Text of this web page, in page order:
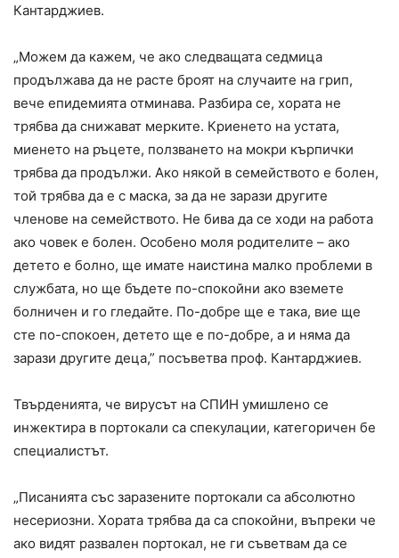
Кантарджиев.
„Можем да кажем, че ако следващата седмица
продължава да не расте броят на случаите на грип,
вече епидемията отминава. Разбира се, хората не
трябва да снижават мерките. Криенето на устата,
миенето на ръцете, ползването на мокри кърпички
трябва да продължи. Ако някой в семейството е болен,
той трябва да е с маска, за да не зарази другите
членове на семейството. Не бива да се ходи на работа
ако човек е болен. Особено моля родителите – ако
детето е болно, ще имате наистина малко проблеми в
службата, но ще бъдете по-спокойни ако вземете
болничен и го гледайте. По-добре ще е така, вие ще
сте по-спокоен, детето ще е по-добре, а и няма да
зарази другите деца,” посъветва проф. Кантарджиев.
Твърденията, че вирусът на СПИН умишлено се
инжектира в портокали са спекулации, категоричен бе
специалистът.
„Писанията със заразените портокали са абсолютно
несериозни. Хората трябва да са спокойни, въпреки че
ако видят развален портокал, не ги съветвам да се